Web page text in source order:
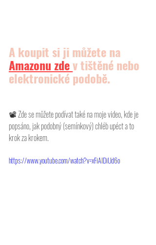
A koupit si ji můžete na
Amazonu zde v tištěné nebo
elektronické podobě.
📽 Zde se můžete podívat také na moje video, kde je
popsáno, jak podobný (semínkový) chléb upéct a to
krok za krokem.
https://www.youtube.com/watch?v=xFiAIDiUd6o